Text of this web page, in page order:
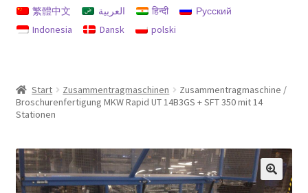
Gebrauchtmaschinen
Richtlinie für Rückerstattungen und Rückgaben
繁體中文
العربية हिन्दी
Русский
Indonesia
Dansk polski
Start Zusammentragmaschinen
Zusammentragmaschine /
Broschurenfertigung MKW Rapid UT 14B3GS + SFT 350 mit 14
Stationen